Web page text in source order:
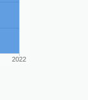
2022